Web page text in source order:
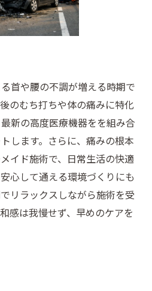
首や腰の不調が増える時期で
のむち打ちや体の痛みに特化
新の高度医療機器をを組み合
します。さらに、痛みの根本
イド施術で、日常生活の快適
心して通える環境づくりにも
リラックスしながら施術を受
感は我慢せず、早めのケアを